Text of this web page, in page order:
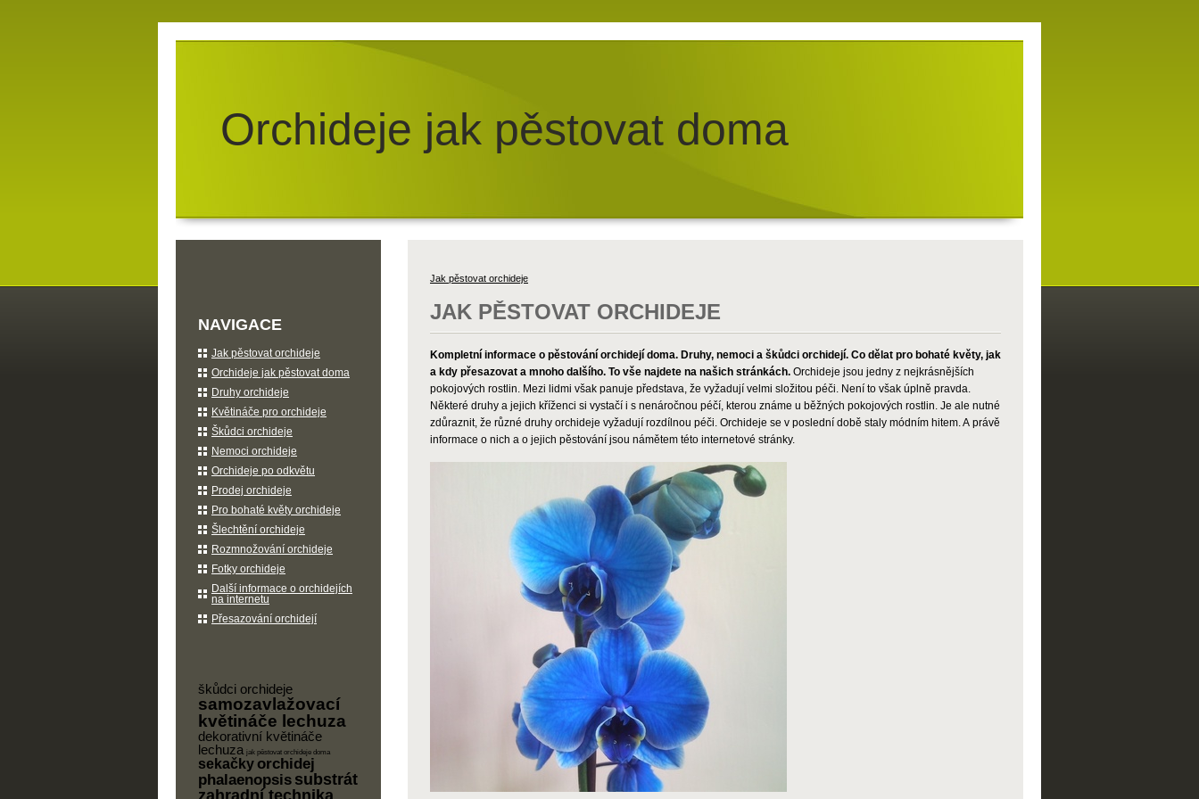
Orchideje jak pěstovat doma
Jak pěstovat orchideje
JAK PĚSTOVAT ORCHIDEJE
Kompletní informace o pěstování orchidejí doma. Druhy, nemoci a škůdci orchidejí. Co dělat pro bohaté květy, jak
a kdy přesazovat a mnoho dalšího. To vše najdete na našich stránkách. Orchideje jsou jedny z nejkrásnějších
pokojových rostlin. Mezi lidmi však panuje představa, že vyžadují velmi složitou péči. Není to však úplně pravda.
Některé druhy a jejich kříženci si vystačí i s nenáročnou péčí, kterou známe u běžných pokojových rostlin. Je ale nutné
zdůraznit, že různé druhy orchideje vyžadují rozdílnou péči. Orchideje se v poslední době staly módním hitem. A právě
informace o nich a o jejich pěstování jsou námětem této internetové stránky.
NAVIGACE
Jak pěstovat orchideje
Orchideje jak pěstovat doma
Druhy orchideje
Květináče pro orchideje
Škůdci orchideje
Nemoci orchideje
Orchideje po odkvětu
Prodej orchideje
Pro bohaté květy orchideje
Šlechtění orchideje
Rozmnožování orchideje
Fotky orchideje
Další informace o orchidejích
na internetu
Přesazování orchidejí
škůdci orchideje
samozavlažovací
květináče lechuza
dekorativní květináče
lechuza jak pěstovat orchideje doma
sekačkyorchidej
phalaenopsis substrát
zahradní technika